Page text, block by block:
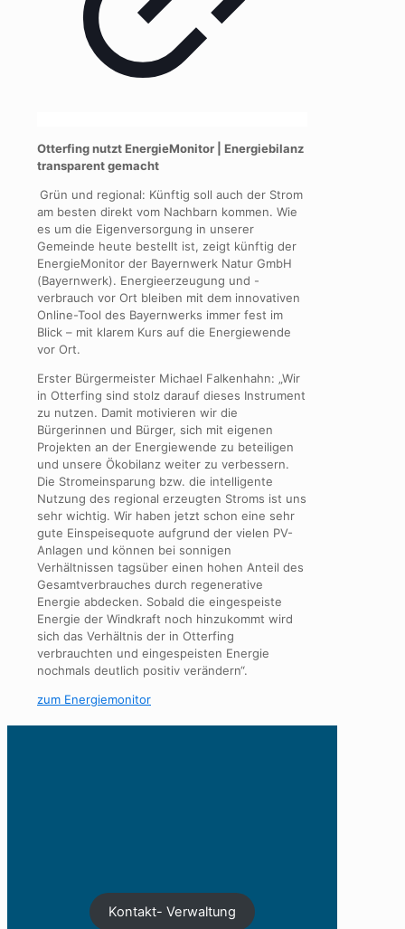
Otterfing nutzt EnergieMonitor | Energiebilanz
transparent gemacht
Grün und regional: Künftig soll auch der Strom
am besten direkt vom Nachbarn kommen. Wie
es um die Eigenversorgung in unserer
Gemeinde heute bestellt ist, zeigt künftig der
EnergieMonitor der Bayernwerk Natur GmbH
(Bayernwerk). Energieerzeugung und -
verbrauch vor Ort bleiben mit dem innovativen
Online-Tool des Bayernwerks immer fest im
Blick – mit klarem Kurs auf die Energiewende
vor Ort.
Erster Bürgermeister Michael Falkenhahn: „Wir
in Otterfing sind stolz darauf dieses Instrument
zu nutzen. Damit motivieren wir die
Bürgerinnen und Bürger, sich mit eigenen
Projekten an der Energiewende zu beteiligen
und unsere Ökobilanz weiter zu verbessern.
Die Stromeinsparung bzw. die intelligente
Nutzung des regional erzeugten Stroms ist uns
sehr wichtig. Wir haben jetzt schon eine sehr
gute Einspeisequote aufgrund der vielen PV-
Anlagen und können bei sonnigen
Verhältnissen tagsüber einen hohen Anteil des
Gesamtverbrauches durch regenerative
Energie abdecken. Sobald die eingespeiste
Energie der Windkraft noch hinzukommt wird
sich das Verhältnis der in Otterfing
verbrauchten und eingespeisten Energie
nochmals deutlich positiv verändern“.
zum Energiemonitor
Kontakt- Verwaltung